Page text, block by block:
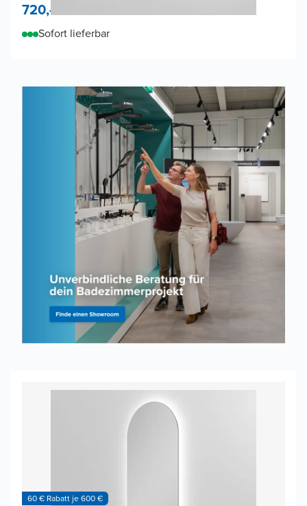
720,-
Sofort lieferbar
60 € Rabatt je 600 €